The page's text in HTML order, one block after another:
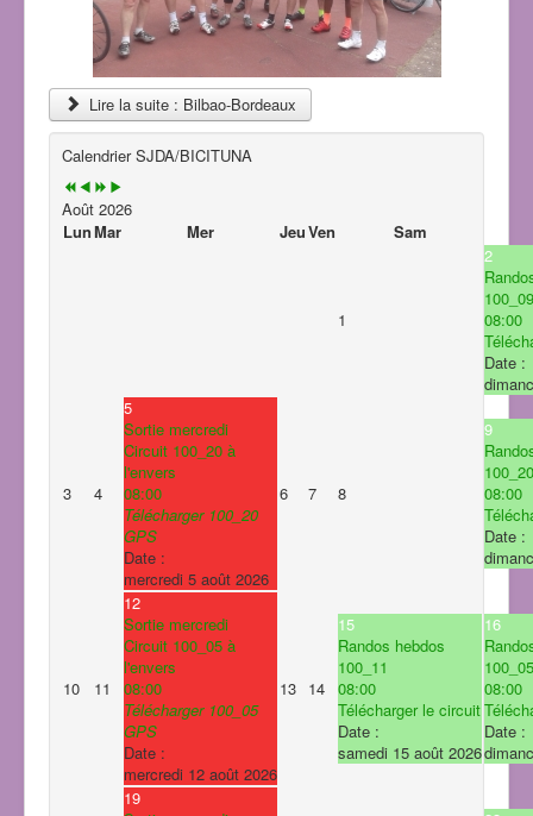
Lire la suite : Bilbao-Bordeaux
Calendrier SJDA/BICITUNA
Août 2026
LunMar Mer JeuVen Sam
1
2
100_09
08:00
Date :
3 4
5
Sortie mercredi
Circuit 100_20 à
l'envers
08:00
Télécharger 100_20
GPS
Date :
mercredi 5 août 2026
6 7 8
9
100_20
08:00
Date :
10 11
12
Sortie mercredi
Circuit 100_05 à
l'envers
08:00
Télécharger 100_05
GPS
Date :
mercredi 12 août 2026
13 14
15
Randos hebdos
100_11
08:00
Télécharger le circuit
Date :
samedi 15 août 2026
16
100_05
08:00
Date :
19